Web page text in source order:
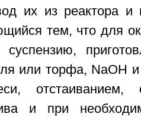
их из реактора и
тем, что для
суспензию,
или торфа, NaOH
и при